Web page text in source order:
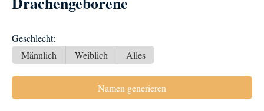
Geschlecht:
Männlich
Weiblich Alles